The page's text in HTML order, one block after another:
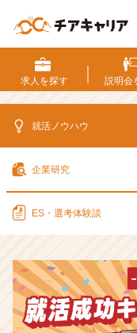
求人を探す 説明会
就活ノウハウ
企業研究
ES・選考体験談